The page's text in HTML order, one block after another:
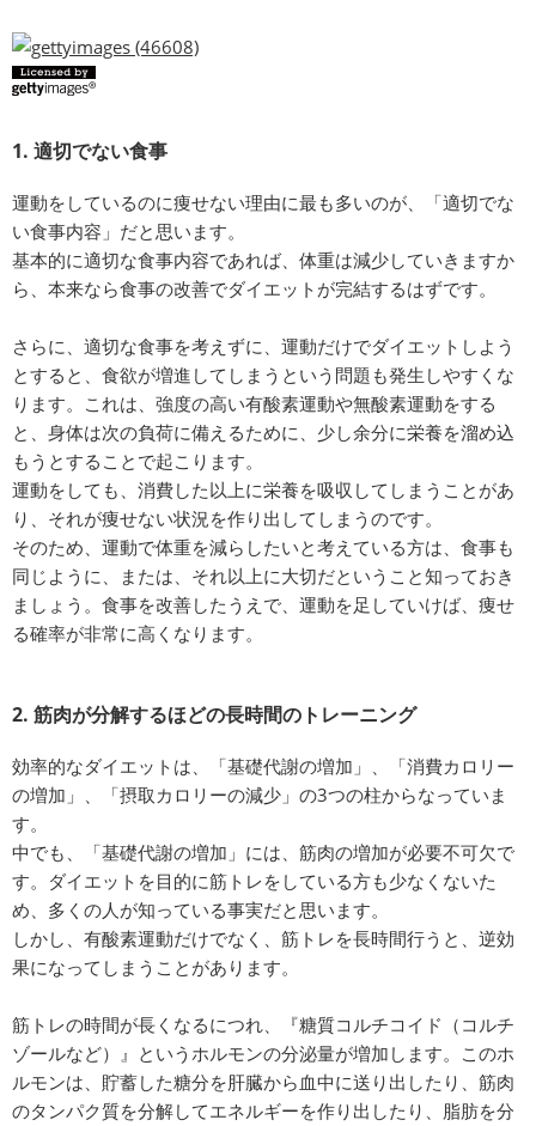
1. 適切でない食事
運動をしているのに痩せない理由に最も多いのが、「適切でな
い食事内容」だと思います。
基本的に適切な食事内容であれば、体重は減少していきますか
ら、本来なら食事の改善でダイエットが完結するはずです。
さらに、適切な食事を考えずに、運動だけでダイエットしよう
とすると、食欲が増進してしまうという問題も発生しやすくな
ります。これは、強度の高い有酸素運動や無酸素運動をする
と、身体は次の負荷に備えるために、少し余分に栄養を溜め込
もうとすることで起こります。
運動をしても、消費した以上に栄養を吸収してしまうことがあ
り、それが痩せない状況を作り出してしまうのです。
そのため、運動で体重を減らしたいと考えている方は、食事も
同じように、または、それ以上に大切だということ知っておき
ましょう。食事を改善したうえで、運動を足していけば、痩せ
る確率が非常に高くなります。
2. 筋肉が分解するほどの長時間のトレーニング
効率的なダイエットは、「基礎代謝の増加」、「消費カロリー
の増加」、「摂取カロリーの減少」の3つの柱からなっていま
す。
中でも、「基礎代謝の増加」には、筋肉の増加が必要不可欠で
す。ダイエットを目的に筋トレをしている方も少なくないた
め、多くの人が知っている事実だと思います。
しかし、有酸素運動だけでなく、筋トレを長時間行うと、逆効
果になってしまうことがあります。
筋トレの時間が長くなるにつれ、『糖質コルチコイド（コルチ
ゾールなど）』というホルモンの分泌量が増加します。このホ
ルモンは、貯蓄した糖分を肝臓から血中に送り出したり、筋肉
のタンパク質を分解してエネルギーを作り出したり、脂肪を分